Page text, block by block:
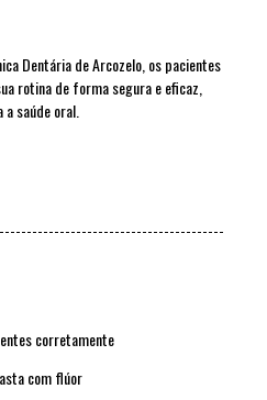
Dentária de Arcozelo, os pacientes
rotina de forma segura e eficaz,
saúde oral.
corretamente
com flúor